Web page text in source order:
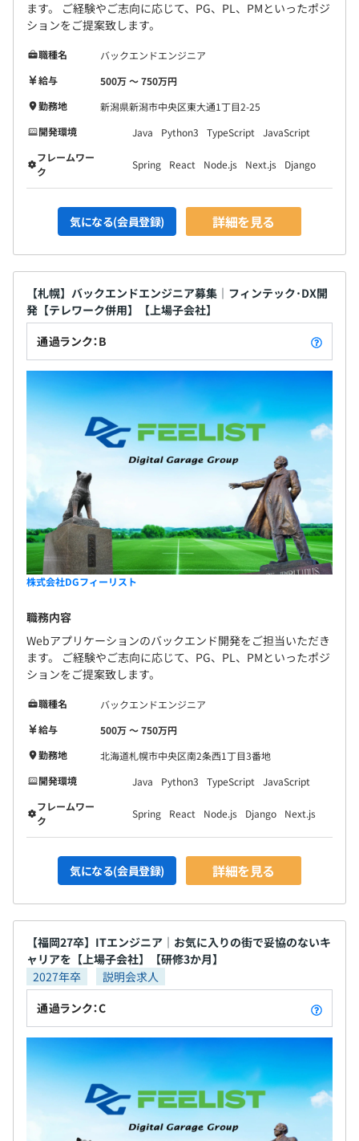
ます。 ご経験やご志向に応じて、PG、PL、PMといったポジ
ションをご提案致します。
職種名
バックエンドエンジニア
給与
500万 〜 750万円
勤務地
新潟県新潟市中央区東大通1丁目2-25
開発環境
Java Python3 TypeScript
JavaScript
フレームワー
ク
Spring React Node.js Next.js Django
気になる(会員登録) 詳細を見る
【札幌】バックエンドエンジニア募集｜フィンテック･DX開
発【テレワーク併用】【上場子会社】
通過ランク：B
株式会社DGフィーリスト
職務内容
Webアプリケーションのバックエンド開発をご担当いただき
ます。 ご経験やご志向に応じて、PG、PL、PMといったポジ
ションをご提案致します。
職種名
バックエンドエンジニア
給与
500万 〜 750万円
勤務地
北海道札幌市中央区南2条西1丁目3番地
開発環境
Java Python3 TypeScript
JavaScript
フレームワー
ク
Spring React Node.js Django Next.js
気になる(会員登録) 詳細を見る
【福岡27卒】ITエンジニア｜お気に入りの街で妥協のないキ
ャリアを【上場子会社】【研修3か月】
2027年卒
説明会求人
通過ランク：C